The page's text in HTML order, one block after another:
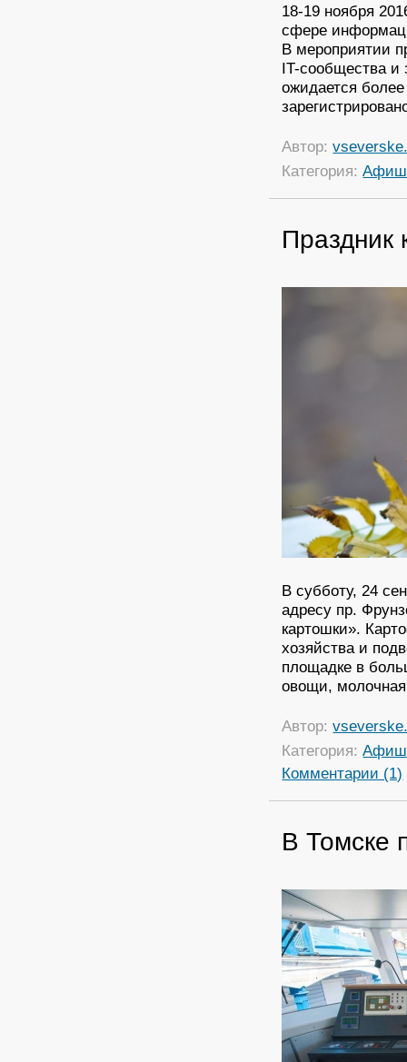
18-19 ноября
сфере
В мероприятии
IT-сообщества и
ожидается
Автор:
Категория:
Праздник
В субботу, 24
адресу пр.
картошки».
хозяйства и
площадке в
овощи,
Автор:
Категория:
Комментарии (1)
В Томске